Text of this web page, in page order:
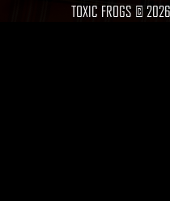
TOXIC FROGS ©